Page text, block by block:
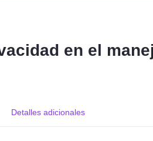
en el
Detalles adicionales